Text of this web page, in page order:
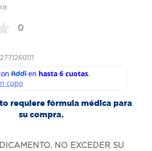
0
requiere fórmula médica para
su compra.
NO EXCEDER SU